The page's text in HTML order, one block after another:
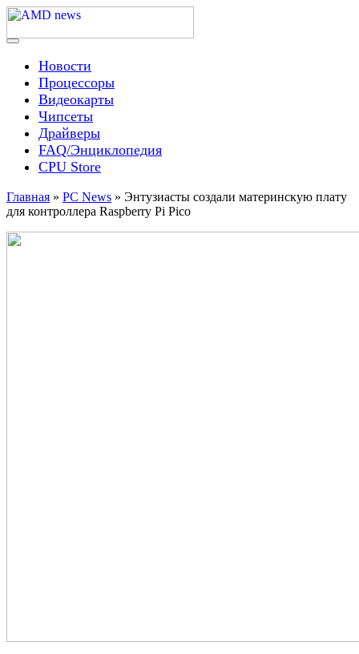
Skip
content
AMD news
Menu
Новости
Процессоры
Видеокарты
Чипсеты
Драйверы
FAQ/Энциклопедия
CPU Store
Главная » PC News » Энтузиасты создали материнскую плату
для контроллера Raspberry Pi Pico